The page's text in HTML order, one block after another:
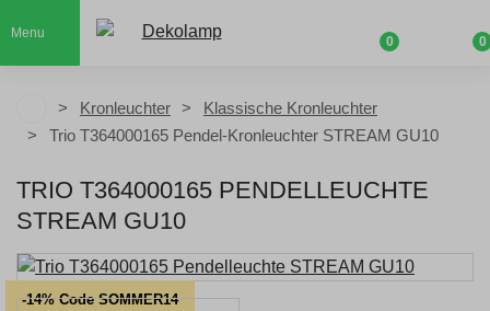
Menu
0 0
Kronleuchter
Klassische Kronleuchter
Trio T364000165 Pendel-Kronleuchter STREAM GU10
TRIO T364000165 PENDELLEUCHTE
STREAM GU10
-14% Code SOMMER14